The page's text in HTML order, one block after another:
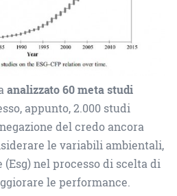
analizzato 60 meta studi
appunto, 2.000 studi
del credo ancora
le variabili ambientali,
nel processo di scelta di
le performance.